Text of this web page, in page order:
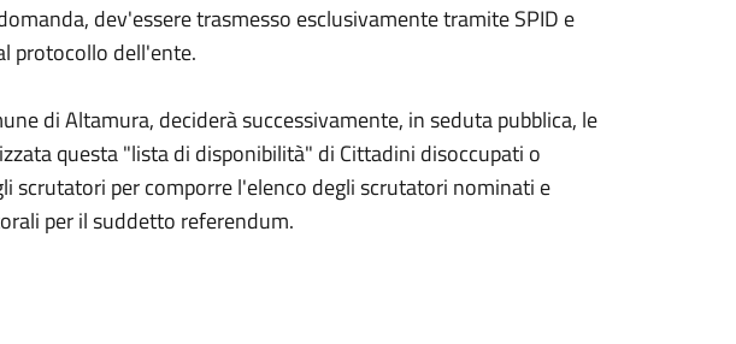
dev'essere trasmesso esclusivamente tramite SPID e
protocollo dell'ente.
di Altamura, deciderà successivamente, in seduta pubblica, le
questa "lista di disponibilità" di Cittadini disoccupati o
scrutatori per comporre l'elenco degli scrutatori nominati e
per il suddetto referendum.